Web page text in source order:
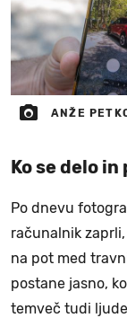
ANŽE
Ko se delo
Po dnevu
računalnik
na pot med
postane jasno,
temveč tudi